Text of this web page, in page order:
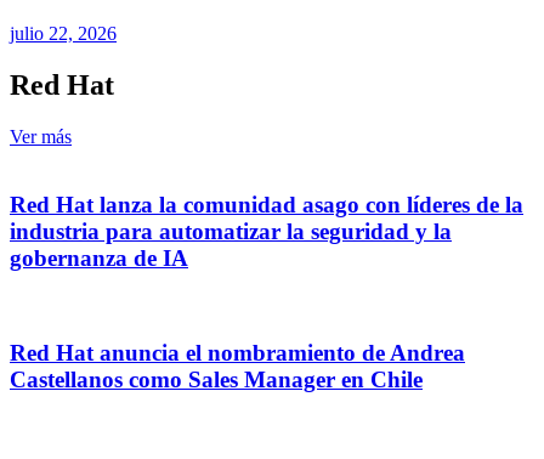
julio 22, 2026
Red Hat
Ver más
Red Hat lanza la comunidad asago con líderes de la
industria para automatizar la seguridad y la
gobernanza de IA
Red Hat anuncia el nombramiento de Andrea
Castellanos como Sales Manager en Chile